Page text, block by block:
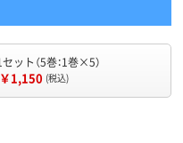
セット（5巻：1巻×5）
￥1,150 (税込)